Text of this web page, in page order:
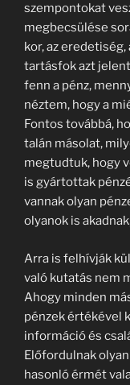
szempontokat
megbecsülése
kor, az eredetiség,
tartásfok azt
fenn a pénz,
néztem, hogy a
Fontos továbbá,
talán másolat,
megtudtuk, hogy
is gyártottak
vannak olyan
olyanok is
Arra is felhívják
való kutatás nem
Ahogy minden
pénzek értékével
információ és
Előfordulnak
hasonló érmét